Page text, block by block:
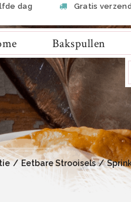
dag
Gratis
Bakspullen
Eetbare Strooisels